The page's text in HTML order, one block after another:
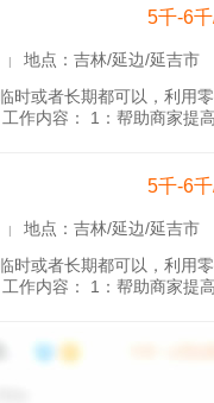
5千-6千
|
地点：吉林/延边/延吉市
时或者长期都可以，利用
作内容： 1：帮助商家提高
5千-6千
|
地点：吉林/延边/延吉市
时或者长期都可以，利用
作内容： 1：帮助商家提高